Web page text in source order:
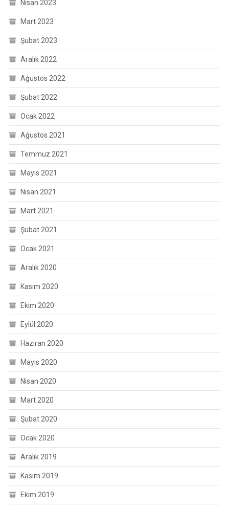
Nisan 2023
Mart 2023
Şubat 2023
Aralık 2022
Ağustos 2022
Şubat 2022
Ocak 2022
Ağustos 2021
Temmuz 2021
Mayıs 2021
Nisan 2021
Mart 2021
Şubat 2021
Ocak 2021
Aralık 2020
Kasım 2020
Ekim 2020
Eylül 2020
Haziran 2020
Mayıs 2020
Nisan 2020
Mart 2020
Şubat 2020
Ocak 2020
Aralık 2019
Kasım 2019
Ekim 2019